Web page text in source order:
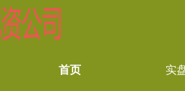
首页 实